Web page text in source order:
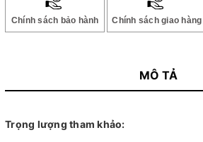
Chính sách bảo hành Chính sách giao hàng
MÔ TẢ
Trọng lượng tham khảo: